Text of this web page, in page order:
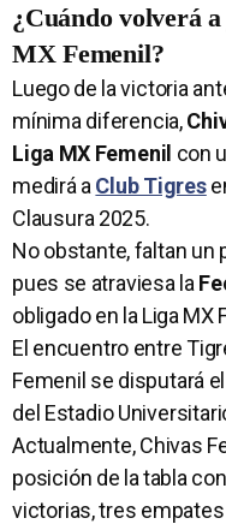
¿Cuándo volverá
MX Femenil?
Luego de la victoria
mínima diferencia,
Liga MX Femenil con
medirá a Club Tigres
Clausura 2025.
No obstante, faltan un
pues se atraviesa la
obligado en la Liga MX
El encuentro entre
Femenil se disputará
del Estadio
Actualmente, Chivas
posición de la tabla
victorias, tres